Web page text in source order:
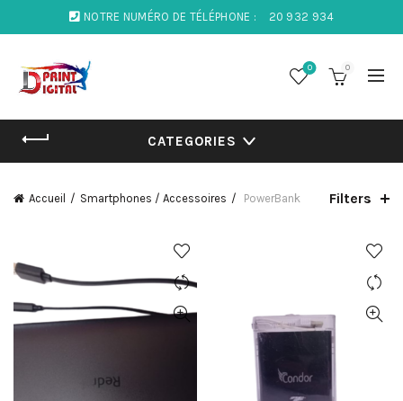
NOTRE NUMÉRO DE TÉLÉPHONE : 20 932 934
0 0
CATEGORIES
Accueil Smartphones / Accessoires PowerBank Filters